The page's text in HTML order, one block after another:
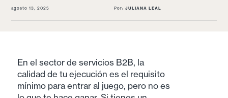
Por: JULIANA LEAL
agosto 13, 2025
En el sector de servicios B2B, la
calidad de tu ejecución es el requisito
mínimo para entrar al juego, pero no es